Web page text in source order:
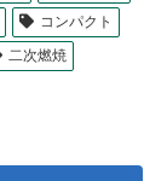
コンパクト
二次燃焼